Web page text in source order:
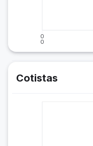
0
0
Cotistas